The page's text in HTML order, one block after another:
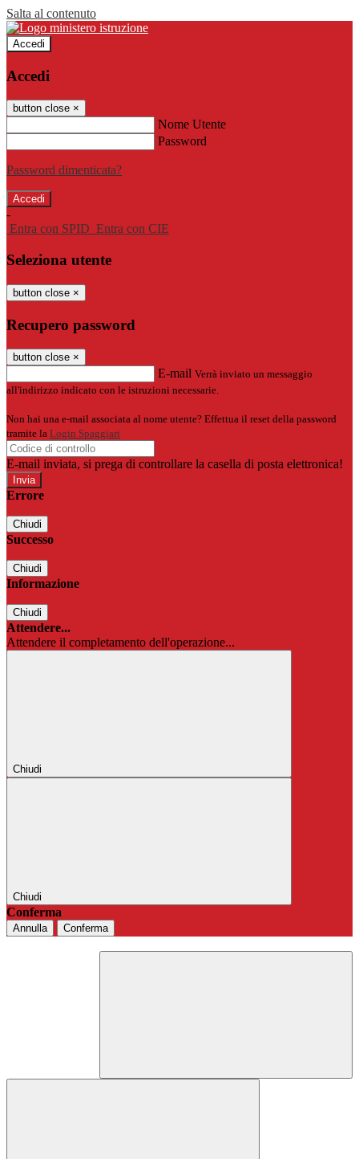
Salta al contenuto
Accedi
Accedi
button close ×
Nome Utente
Password
Password dimenticata?
-
Entra con SPID Entra con CIE
Seleziona utente
button close ×
Recupero password
button close ×
E-mail Verrà inviato un messaggio
all'indirizzo indicato con le istruzioni necessarie.
Non hai una e-mail associata al nome utente? Effettua il reset della password
tramite la Login Spaggiari
E-mail inviata, si prega di controllare la casella di posta elettronica!
Errore
Chiudi
Successo
Chiudi
Informazione
Chiudi
Attendere...
Attendere il completamento dell'operazione...
Chiudi
Chiudi
Conferma
Annulla Conferma